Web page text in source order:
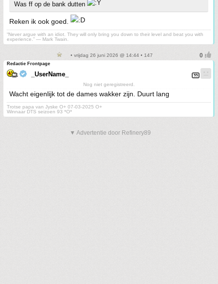
Was ff op de bank dutten
Reken ik ook goed.
“Never argue with an idiot. They will only bring you down to their level and beat you with
experience.” ― Mark Twain.
• vrijdag 26 juni 2026 @ 14:44 • 147
Redactie Frontpage
_UserName_
Nog niet geregistreerd.
Wacht eigenlijk tot de dames wakker zijn. Duurt lang
Trotse papa van Jyske O+ 07-03-2025 O+
Winnaar DTS seizoen 93 *O*
▼ Advertentie door Refinery89